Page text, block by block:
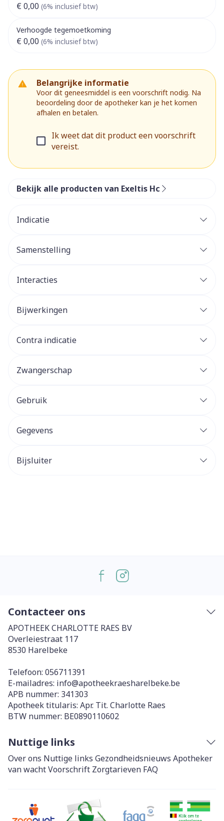
€ 0,00 (6% inclusief btw)
Verhoogde tegemoetkoming
€ 0,00 (6% inclusief btw)
Belangrijke informatie
Voor dit geneesmiddel is een voorschrift nodig. Na
beoordeling door de apotheker kan je het komen
afhalen en betalen.
Ik weet dat dit product een voorschrift
vereist.
Bekijk alle producten van Exeltis Hc
Indicatie
Samenstelling
Interacties
Bijwerkingen
Contra indicatie
Zwangerschap
Gebruik
Gegevens
Bijsluiter
Contacteer ons
APOTHEEK CHARLOTTE RAES BV
Overleiestraat 117
8530 Harelbeke
Telefoon: 056711391
E-mailadres: info@apotheekraesharelbeke.be
APB nummer: 341303
Apotheek titularis: Apr. Tit. Charlotte Raes
BTW nummer: BE0890110602
Nuttige links
Over ons Nuttige links Gezondheidsnieuws Apotheker
van wachtVoorschrift Zorgtarieven FAQ